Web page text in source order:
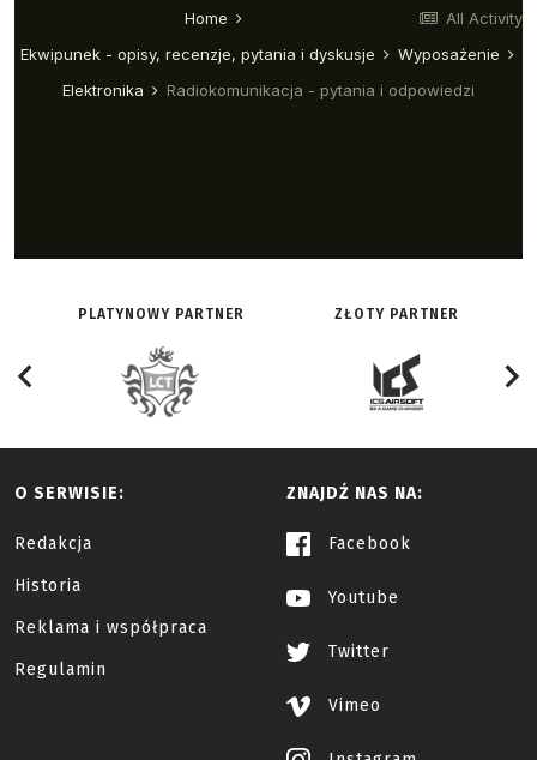
PLATYNOWY PARTNER ZŁOTY PARTNER
O SERWISIE:
Redakcja
Historia
Reklama i współpraca
Regulamin
ZNAJDŹ NAS NA:
Facebook
Youtube
Twitter
Vimeo